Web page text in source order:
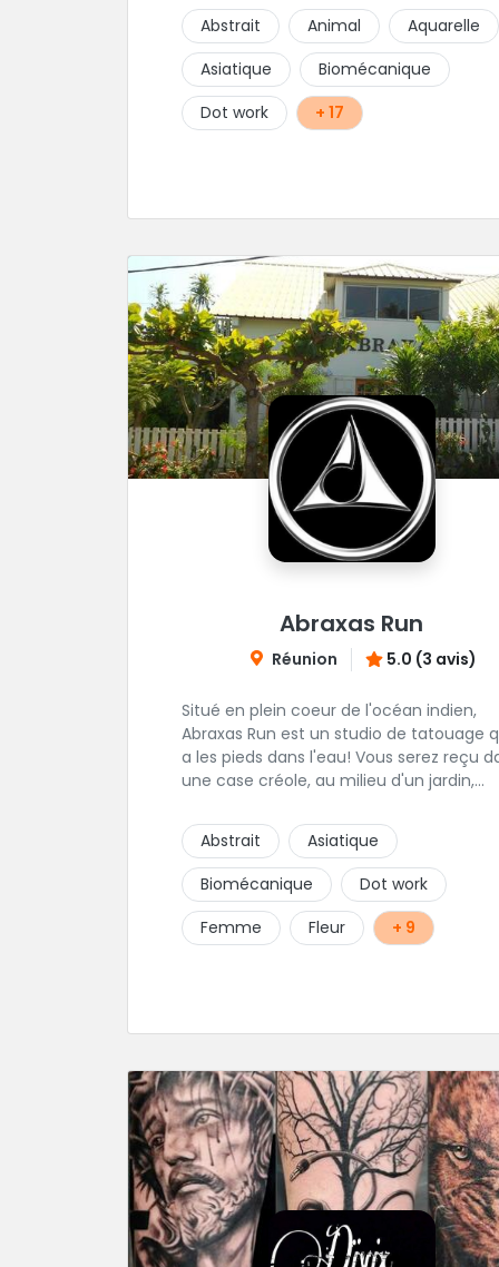
figuratif. Tout est question d'échange
construire un projet qui vous ressemble.
Abstrait Animal
Aquarelle
Asiatique
Biomécanique
Dot work
+ 17
Abraxas Run
Réunion 5.0 (3 avis)
Situé en plein coeur de l'océan indien,
Abraxas Run est un studio de tatouage
a les pieds dans l'eau! Vous serez reçu
une case créole, au milieu d'un jardin,
irréprochable! Vous trouverez également
un large choix de bijoux et uniquement
dans des matières biocompatibles! Vous
trouverez à Saint-Gilles les Bains...les
de pieds en éventail...
Abstrait
Asiatique
Biomécanique
Dot work
Femme
Fleur + 9